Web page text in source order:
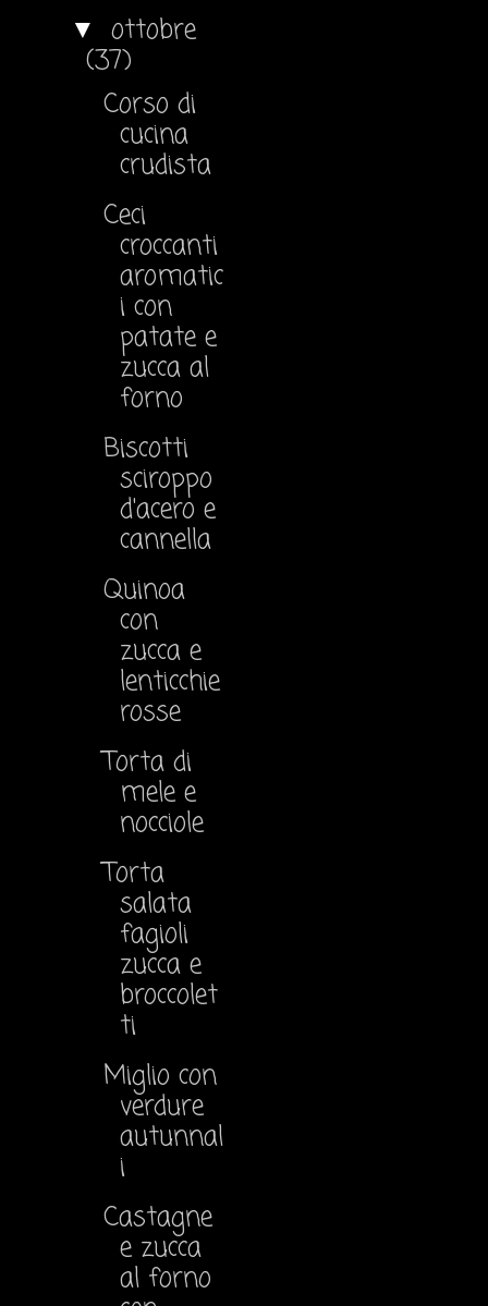
▼ ottobre
(37)
Corso di
cucina
crudista
Ceci
croccanti
aromatic
i con
patate e
zucca al
forno
Biscotti
sciroppo
d'acero e
cannella
Quinoa
con
zucca e
lenticchie
rosse
Torta di
mele e
nocciole
Torta
salata
fagioli
zucca e
broccolet
ti
Miglio con
verdure
autunnal
i
Castagne
e zucca
al forno